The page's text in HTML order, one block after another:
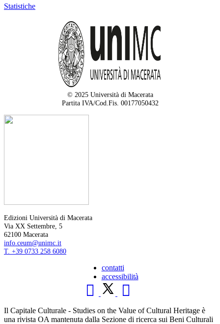
Statistiche
© 2025 Università di Macerata
Partita IVA/Cod.Fis. 00177050432
Edizioni Università di Macerata
Via XX Settembre, 5
62100 Macerata
info.ceum@unimc.it
T. +39 0733 258 6080
contatti
accessibilità
Il Capitale Culturale - Studies on the Value of Cultural Heritage è
una rivista OA mantenuta dalla Sezione di ricerca sui Beni Culturali